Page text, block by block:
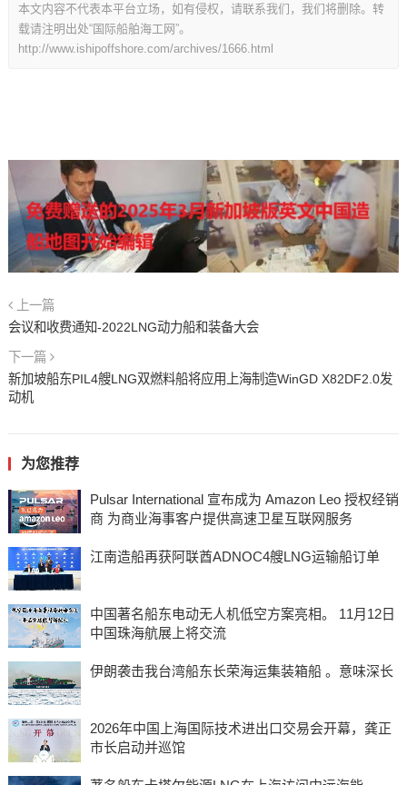
本文内容不代表本平台立场，如有侵权，请联系我们，我们将删除。转
载请注明出处“国际船舶海工网”。
http://www.ishipoffshore.com/archives/1666.html
上一篇
会议和收费通知-2022LNG动力船和装备大会
下一篇
新加坡船东PIL4艘LNG双燃料船将应用上海制造WinGD X82DF2.0发
动机
为您推荐
Pulsar International 宣布成为 Amazon Leo 授权经销
商 为商业海事客户提供高速卫星互联网服务
江南造船再获阿联酋ADNOC4艘LNG运输船订单
中国著名船东电动无人机低空方案亮相。 11月12日
中国珠海航展上将交流
伊朗袭击我台湾船东长荣海运集装箱船 。意味深长
2026年中国上海国际技术进出口交易会开幕，龚正
市长启动并巡馆